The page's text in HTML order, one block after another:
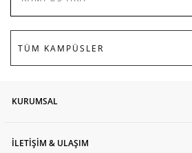
KURUMSAL
İLETİŞİM & ULAŞIM